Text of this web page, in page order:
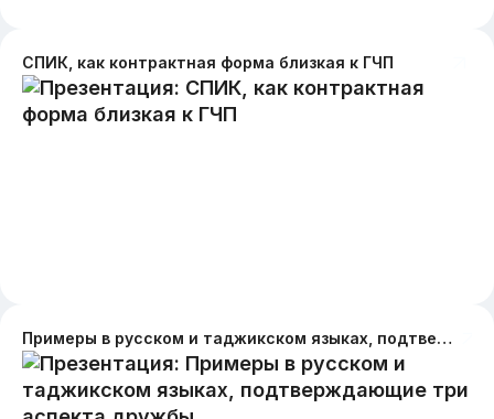
СПИК, как контрактная форма близкая к ГЧП
Примеры в русском и таджикском языках, подтверждающие три аспекта дружбы